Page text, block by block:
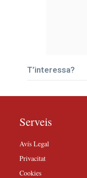
T’interessa?
Serveis
Avís Legal
Privacitat
Cookies